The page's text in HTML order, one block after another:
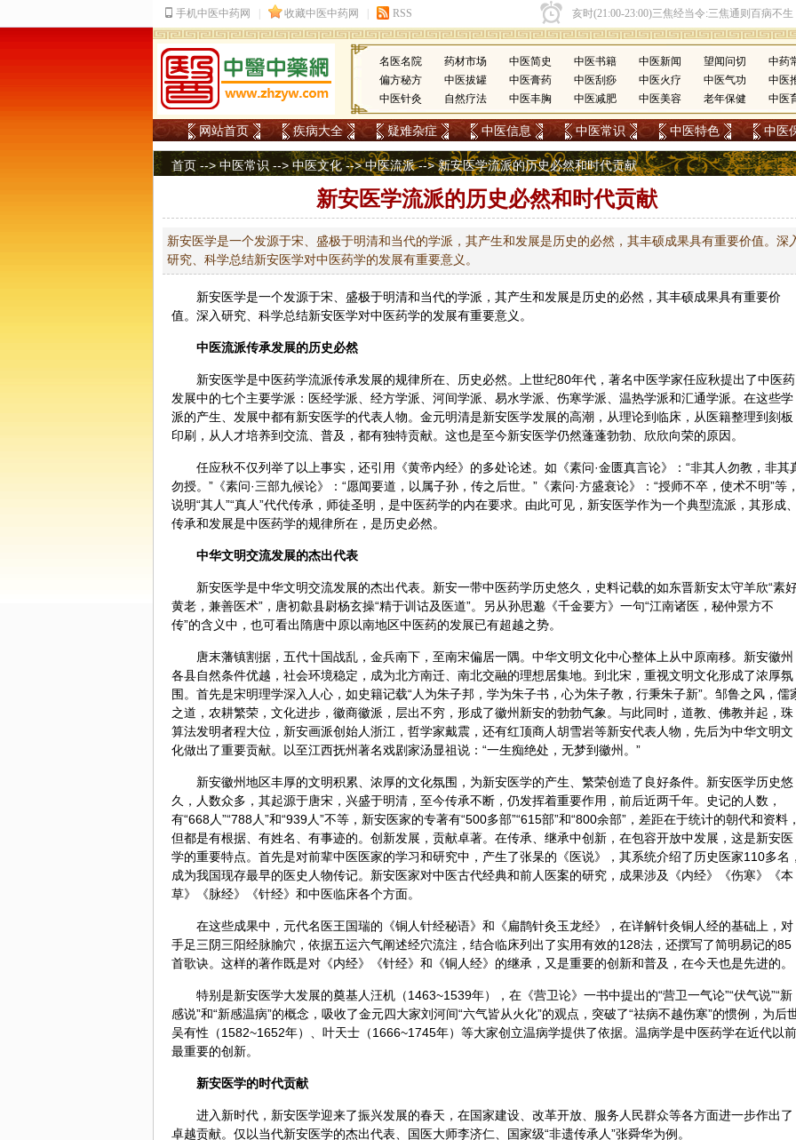
名医名院 药材市场 中医简史 中医书籍 中医新闻 望闻问切
中药
偏方秘方
中医拔罐 中医膏药 中医刮痧 中医火疗 中医气功
中医
中医针灸
自然疗法 中医丰胸 中医减肥 中医美容 老年保健 中医
网站首页 疾病大全 疑难杂症 中医信息 中医常识 中医特色 中医
首页 -->中医常识 -->中医文化-->中医流派--> 新安医学流派的历史必然和时代贡献
新安医学流派的历史必然和时代贡献
新安医学是一个发源于宋、盛极于明清和当代的学派，其产生和发展是历史的必然，其丰硕成果具有重要价值。深
研究、科学总结新安医学对中医药学的发展有重要意义。
新安医学是一个发源于宋、盛极于明清和当代的学派，其产生和发展是历史的必然，其丰硕成果具有重要价
值。深入研究、科学总结新安医学对中医药学的发展有重要意义。
中医流派传承发展的历史必然
新安医学是中医药学流派传承发展的规律所在、历史必然。上世纪80年代，著名中医学家任应秋提出了中医药
发展中的七个主要学派：医经学派、经方学派、河间学派、易水学派、伤寒学派、温热学派和汇通学派。在这些学
派的产生、发展中都有新安医学的代表人物。金元明清是新安医学发展的高潮，从理论到临床，从医籍整理到刻板
印刷，从人才培养到交流、普及，都有独特贡献。这也是至今新安医学仍然蓬蓬勃勃、欣欣向荣的原因。
任应秋不仅列举了以上事实，还引用《黄帝内经》的多处论述。如《素问·金匮真言论》：“非其人勿教，非其
勿授。”《素问·三部九候论》：“愿闻要道，以属子孙，传之后世。”《素问·方盛衰论》：“授师不卒，使术不明”等
说明“其人”“真人”代代传承，师徒圣明，是中医药学的内在要求。由此可见，新安医学作为一个典型流派，其形成
传承和发展是中医药学的规律所在，是历史必然。
中华文明交流发展的杰出代表
新安医学是中华文明交流发展的杰出代表。新安一带中医药学历史悠久，史料记载的如东晋新安太守羊欣“素
黄老，兼善医术”，唐初歙县尉杨玄操“精于训诂及医道”。另从孙思邈 《千金要方》一句“江南诸医，秘仲景方不
传”的含义中，也可看出隋唐中原以南地区中医药的发展已有超越之势。
唐末藩镇割据，五代十国战乱，金兵南下，至南宋偏居一隅。中华文明文化中心整体上从中原南移。新安徽州
各县自然条件优越，社会环境稳定，成为北方南迁、南北交融的理想居集地。到北宋，重视文明文化形成了浓厚氛
围。首先是宋明理学深入人心，如史籍记载“人为朱子邦，学为朱子书，心为朱子教，行秉朱子新”。邹鲁之风，儒
之道，农耕繁荣，文化进步，徽商徽派，层出不穷，形成了徽州新安的勃勃气象。与此同时，道教、佛教并起，珠
算法发明者程大位，新安画派创始人浙江，哲学家戴震，还有红顶商人胡雪岩等新安代表人物，先后为中华文明文
化做出了重要贡献。以至江西抚州著名戏剧家汤显祖说：“一生痴绝处，无梦到徽州。”
新安徽州地区丰厚的文明积累、浓厚的文化氛围，为新安医学的产生、繁荣创造了良好条件。新安医学历史悠
久，人数众多，其起源于唐宋，兴盛于明清，至今传承不断，仍发挥着重要作用，前后近两千年。史记的人数，
有“668人”“788人”和“939人”不等，新安医家的专著有“500多部”“615部”和“800余部”，差距在于统计的朝代和资料
但都是有根据、有姓名、有事迹的。创新发展，贡献卓著。在传承、继承中创新，在包容开放中发展，这是新安医
学的重要特点。首先是对前辈中医医家的学习和研究中，产生了张杲的《医说》，其系统介绍了历史医家110多名
成为我国现存最早的医史人物传记。新安医家对中医古代经典和前人 医案的研究，成果涉及《内经》《伤寒》《本
草》《脉经》《针经》和中医临床各个方面。
在这些成果中，元代名医王国瑞的《铜人针经秘语》和《扁鹊针灸玉龙经》，在详解针灸铜人经的基础上，对
手足三阴三阳经脉腧穴，依据五运六气阐述经穴流注，结合临床列出了实用有效的128法，还撰写了简明易记的85
首歌诀。这样的著作既是对《内经》《针经》和《铜人经》的继承，又是重要的创新和普及，在今天也是先进的。
特别是新安医学大发展的奠基人汪机（1463~1539年），在《营卫论》一书中提出的“营卫一气论”“伏气说”“新
感说”和“新感温病”的概念，吸收了金元四大家刘河间“六气皆从火化”的观点，突破了“祛病不越伤寒”的惯例，为后
吴有性 （1582~1652年）、叶天士（1666~1745年）等大家创立温病学提供了依据。温病学是中医药学在近代以前
最重要的创新。
新安医学的时代贡献
进入新时代，新安医学迎来了振兴发展的春天，在国家建设、改革开放、服务人民群众等各方面进一步作出了
卓越贡献。仅以当代新安医学的杰出代表、国医大师李济仁 、国家级“非遗传承人”张舜华为例。